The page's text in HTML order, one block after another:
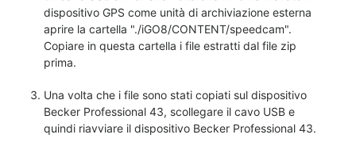
dispositivo GPS come unità di archiviazione esterna
aprire la cartella "./iGO8/CONTENT/speedcam".
Copiare in questa cartella i file estratti dal file zip
prima.
Una volta che i file sono stati copiati sul dispositivo
Becker Professional 43, scollegare il cavo USB e
quindi riavviare il dispositivo Becker Professional 43.